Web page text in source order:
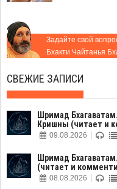
Задайте свой
Бхакти Чайтанья
СВЕЖИЕ ЗАПИСИ
Шримад
Кришны (читает и
09.08.2026
Шримад
(читает и
08.08.2026